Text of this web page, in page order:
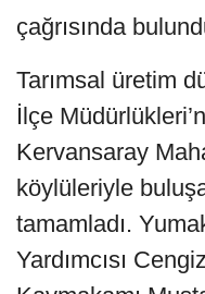
çağrısında
Tarımsal üretim
İlçe
Kervansaray
köylüleriyle
tamamladı.
Yardımcısı